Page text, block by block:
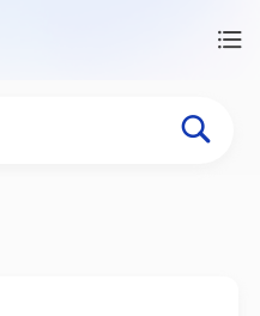
盘资源搜索